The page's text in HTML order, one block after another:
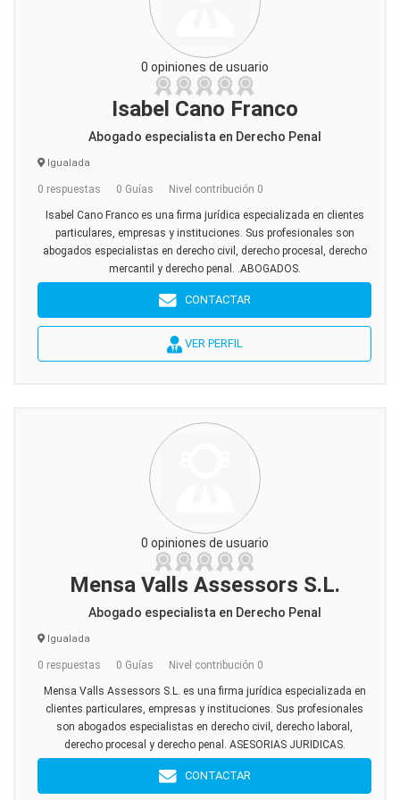
0 opiniones de usuario
Isabel Cano Franco
Abogado especialista en Derecho Penal
Igualada
0 respuestas 0 Guías Nivel contribución 0
Isabel Cano Franco es una firma jurídica especializada en clientes
particulares, empresas y instituciones. Sus profesionales son
abogados especialistas en derecho civil, derecho procesal, derecho
mercantil y derecho penal. .ABOGADOS.
CONTACTAR
VER PERFIL
0 opiniones de usuario
Mensa Valls Assessors S.L.
Abogado especialista en Derecho Penal
Igualada
0 respuestas 0 Guías Nivel contribución 0
Mensa Valls Assessors S.L. es una firma jurídica especializada en
clientes particulares, empresas y instituciones. Sus profesionales
son abogados especialistas en derecho civil, derecho laboral,
derecho procesal y derecho penal. ASESORIAS JURIDICAS.
CONTACTAR